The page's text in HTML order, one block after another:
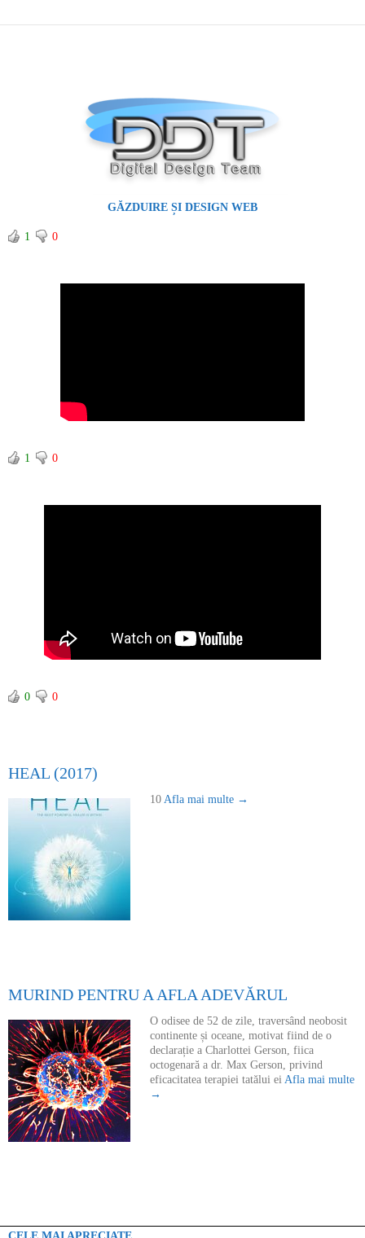
GĂZDUIRE ȘI DESIGN WEB
1 0
1 0
0 0
HEAL (2017)
10 Afla mai multe →
MURIND PENTRU A AFLA ADEVĂRUL
O odisee de 52 de zile, traversând neobosit
continente și oceane, motivat fiind de o
declarație a Charlottei Gerson, fiica
octogenară a dr. Max Gerson, privind
eficacitatea terapiei tatălui ei Afla mai multe
→